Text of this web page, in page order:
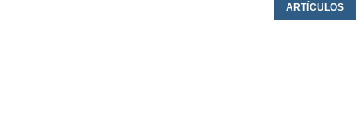
ARTÍCULOS